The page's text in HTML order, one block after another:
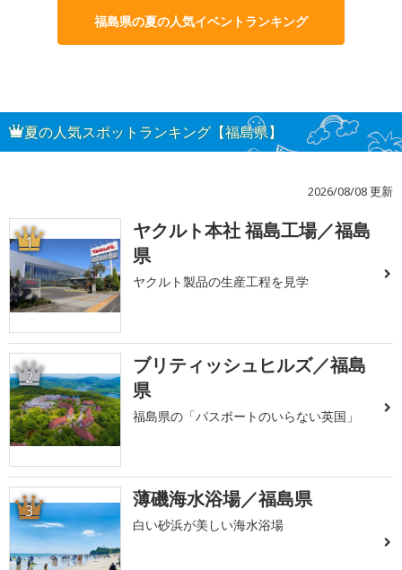
福島県の夏の人気イベントランキング
夏の人気スポットランキング【福島県】
2026/08/08 更新
1
ヤクルト本社 福島工場／福島
県
ヤクルト製品の生産工程を見学
2
ブリティッシュヒルズ／福島
県
福島県の「パスポートのいらない英国」
3 薄磯海水浴場／福島県
白い砂浜が美しい海水浴場